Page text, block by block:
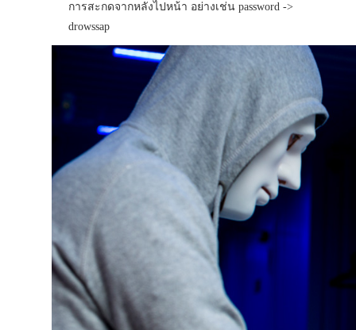
การสะกดจากหลังไปหน้า อย่างเช่น password ->
drowssap